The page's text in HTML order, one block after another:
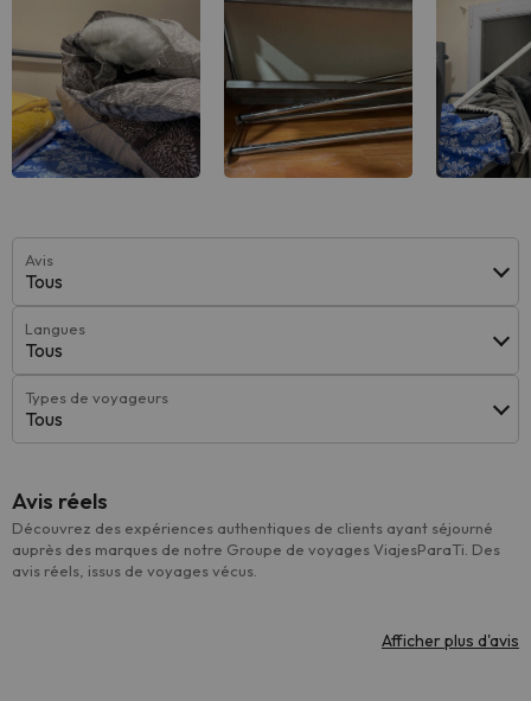
Avis
Tous
Langues
Tous
Types de voyageurs
Tous
Avis réels
Découvrez des expériences authentiques de clients ayant séjourné
auprès des marques de notre Groupe de voyages ViajesParaTi. Des
avis réels, issus de voyages vécus.
Afficher plus d'avis